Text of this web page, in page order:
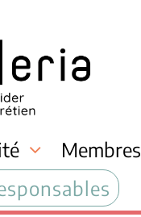
Membres